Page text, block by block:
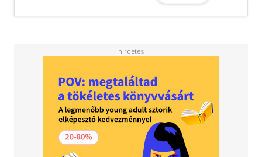
and always behind his closed apartment doors.
Scott needs Kip in his life, but with playoff season
approaching, the spotlight on him is suddenly brighter
than ever. He can’t afford to do anything that might derail
his career or the public’s image of what a hockey captain
should be. Kip is ready to go all in with Scott—but how
much longer will he have to remain a secret?